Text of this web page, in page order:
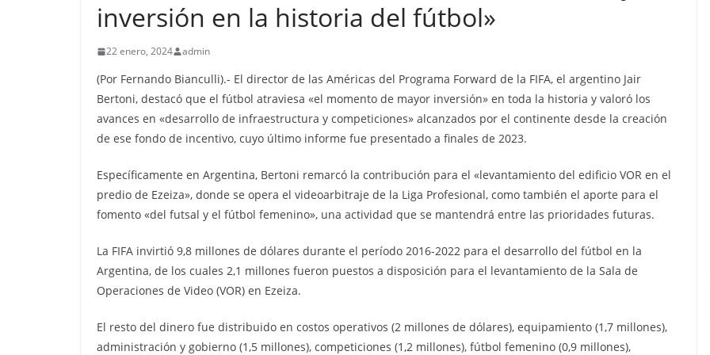
inversión en la historia del fútbol»
22 enero, 2024 admin
(Por Fernando Bianculli).- El director de las Américas del Programa Forward de la FIFA, el argentino Jair
Bertoni, destacó que el fútbol atraviesa «el momento de mayor inversión» en toda la historia y valoró los
avances en «desarrollo de infraestructura y competiciones» alcanzados por el continente desde la creación
de ese fondo de incentivo, cuyo último informe fue presentado a finales de 2023.
Específicamente en Argentina, Bertoni remarcó la contribución para el «levantamiento del edificio VOR en el
predio de Ezeiza», donde se opera el videoarbitraje de la Liga Profesional, como también el aporte para el
fomento «del futsal y el fútbol femenino», una actividad que se mantendrá entre las prioridades futuras.
La FIFA invirtió 9,8 millones de dólares durante el período 2016-2022 para el desarrollo del fútbol en la
Argentina, de los cuales 2,1 millones fueron puestos a disposición para el levantamiento de la Sala de
Operaciones de Video (VOR) en Ezeiza.
El resto del dinero fue distribuido en costos operativos (2 millones de dólares), equipamiento (1,7 millones),
administración y gobierno (1,5 millones), competiciones (1,2 millones), fútbol femenino (0,9 millones),